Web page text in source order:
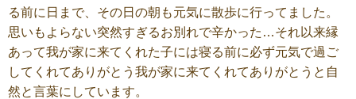
る前に日まで、その日の朝も元気に散歩に行ってました。
思いもよらない突然すぎるお別れで辛かった…それ以来縁
あって我が家に来てくれた子には寝る前に必ず元気で過ご
してくれてありがとう我が家に来てくれてありがとうと自
然と言葉にしています。